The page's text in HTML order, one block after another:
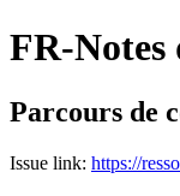
FR-Notes
Parcours de
Issue link: https://